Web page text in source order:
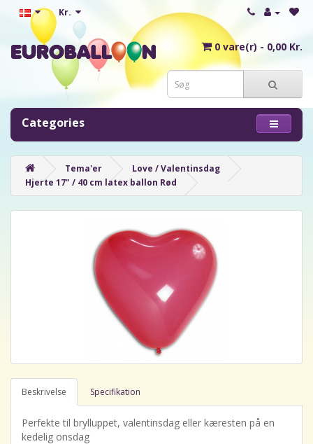
Kr.
0 vare(r) - 0,00 Kr.
Categories
Tema'er
Love / Valentinsdag
Hjerte 17" / 40 cm latex ballon Rød
Beskrivelse Specifikation
Perfekte til brylluppet, valentinsdag eller kæresten på en
kedelig onsdag